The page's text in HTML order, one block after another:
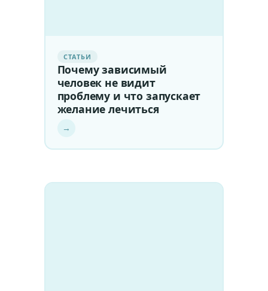
СТАТЬИ
Почему зависимый
человек не видит
проблему и что запускает
желание лечиться
→